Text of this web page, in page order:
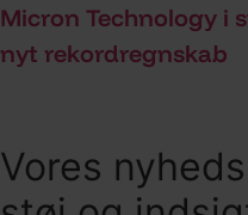
Micron Technology i
nyt rekordregnskab
Vores